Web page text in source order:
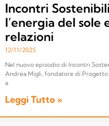
Incontri
l’energia del sole
relazioni
12/11/2025
Nel nuovo episodio di Incontri
Andrea Migli, fondatore di
a
Leggi Tutto »